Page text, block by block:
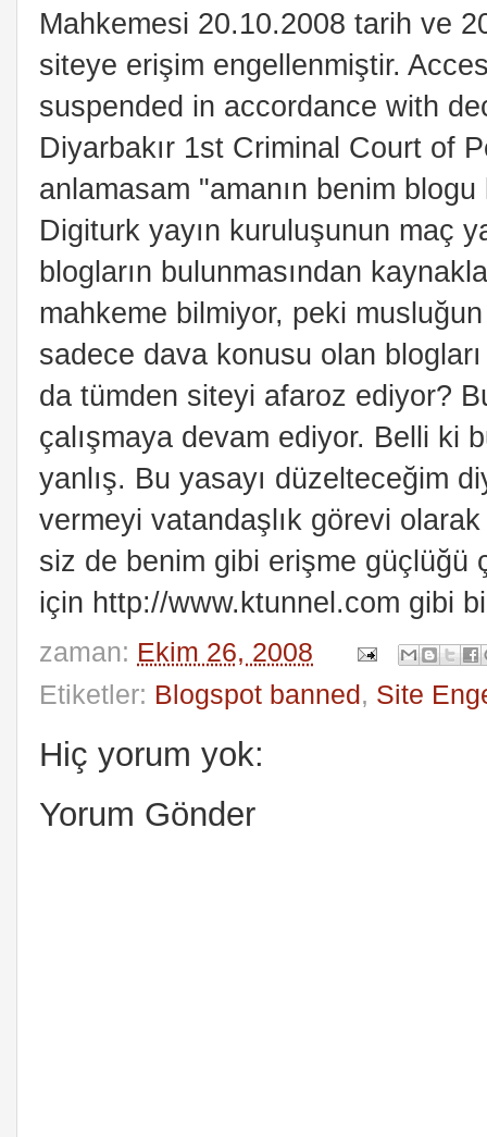
Mahkemesi 20.10.2008 tarih ve
siteye erişim engellenmiştir.
suspended in accordance with
Diyarbakır 1st Criminal Court of
anlamasam "amanın benim
Digiturk yayın kuruluşunun maç
blogların bulunmasından
mahkeme bilmiyor, peki
sadece dava konusu olan
da tümden siteyi afaroz ediyor?
çalışmaya devam ediyor. Belli ki
yanlış. Bu yasayı düzelteceğim
vermeyi vatandaşlık görevi
siz de benim gibi erişme güçlüğü
için http://www.ktunnel.com gibi
zaman: Ekim 26, 2008
Etiketler: Blogspot banned, Site
Hiç yorum yok:
Yorum Gönder